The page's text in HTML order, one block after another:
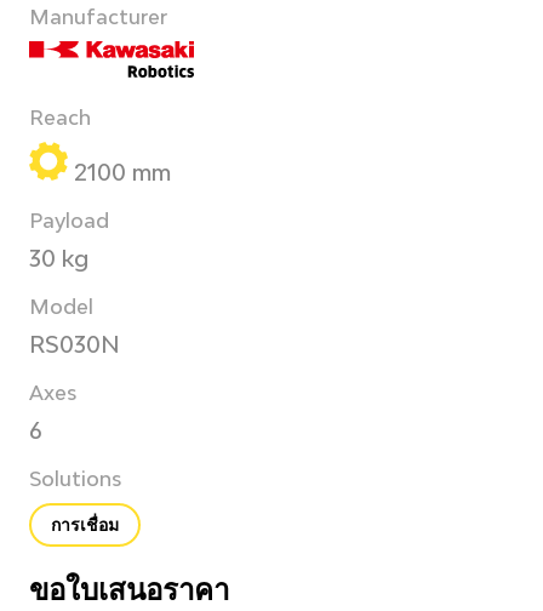
Manufacturer
Reach
2100 mm
Payload
30 kg
Model
RS030N
Axes
6
Solutions
การเชื่อม
ขอใบเสนอราคา